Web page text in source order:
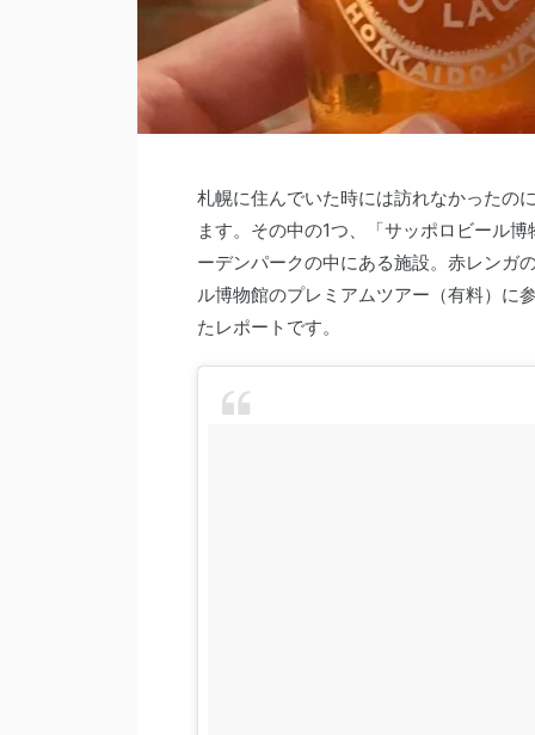
札幌に住んでいた時には訪れなかったの
ます。その中の1つ、「サッポロビール
ーデンパークの中にある施設。赤レンガ
ル博物館のプレミアムツアー（有料）に
たレポートです。